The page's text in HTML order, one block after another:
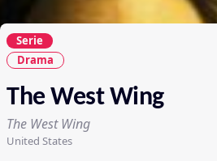
Serie
Drama
The West Wing
The West Wing
United States